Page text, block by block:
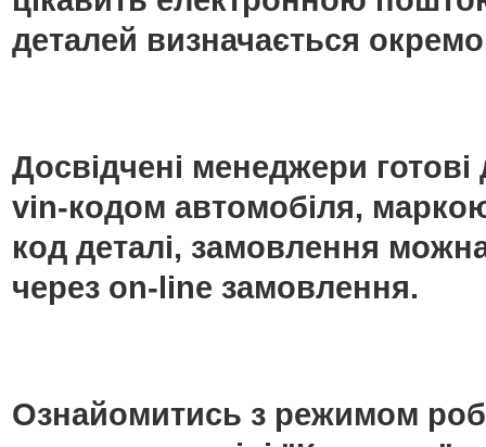
деталей визначається
Досвідчені менеджери
vin-кодом автомобіля,
код деталі, замовлення
через on-line замовлення.
Ознайомитись з режимом